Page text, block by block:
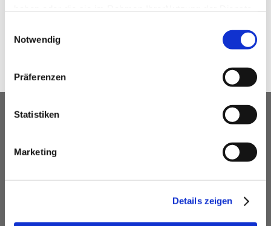
Impressum
Notwendig
Präferenzen
Statistiken
Marketing
Details zeigen
UNSER SERVICE FÜR
Vermittlung von Veranstaltungslocations &